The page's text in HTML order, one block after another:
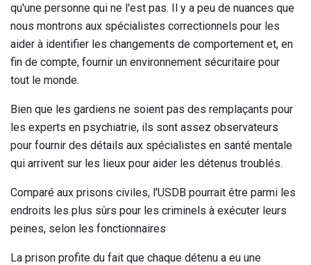
qu'une personne qui ne l'est pas. Il y a peu de nuances que
nous montrons aux spécialistes correctionnels pour les
aider à identifier les changements de comportement et, en
fin de compte, fournir un environnement sécuritaire pour
tout le monde.
Bien que les gardiens ne soient pas des remplaçants pour
les experts en psychiatrie, ils sont assez observateurs
pour fournir des détails aux spécialistes en santé mentale
qui arrivent sur les lieux pour aider les détenus troublés.
Comparé aux prisons civiles, l'USDB pourrait être parmi les
endroits les plus sûrs pour les criminels à exécuter leurs
peines, selon les fonctionnaires
La prison profite du fait que chaque détenu a eu une